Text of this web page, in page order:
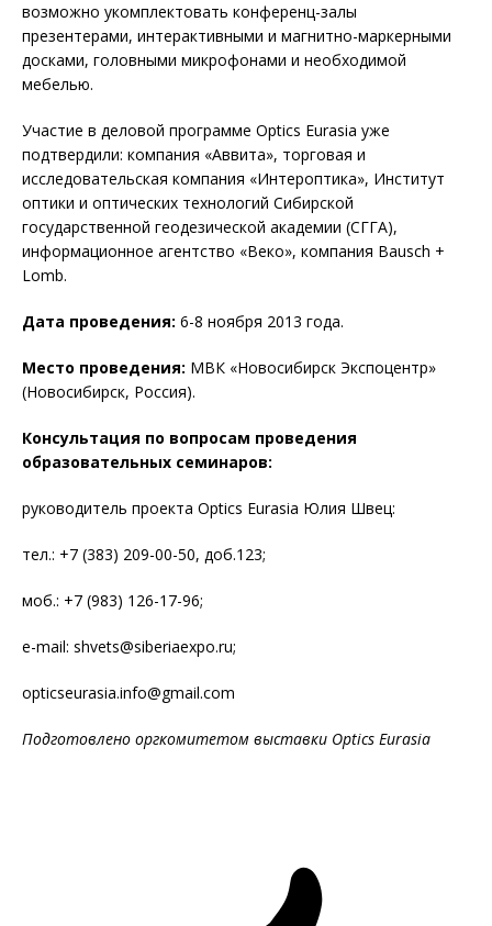
возможно укомплектовать конференц-залы
презентерами, интерактивными и магнитно-маркерными
досками, головными микрофонами и необходимой
мебелью.
Участие в деловой программе Optics Eurasia уже
подтвердили: компания «Аввита», торговая и
исследовательская компания «Интероптика», Институт
оптики и оптических технологий Сибирской
государственной геодезической академии (СГГА),
информационное агентство «Веко», компания Bausch +
Lomb.
Дата проведения: 6-8 ноября 2013 года.
Место проведения: МВК «Новосибирск Экспоцентр»
(Новосибирск, Россия).
Консультация по вопросам проведения
образовательных семинаров:
руководитель проекта Optics Eurasia Юлия Швец:
тел.: +7 (383) 209-00-50, доб.123;
моб.: +7 (983) 126-17-96;
e-mail: shvets@siberiaexpo.ru;
opticseurasia.info@gmail.com
Подготовлено оргкомитетом выставки Optics Eurasia